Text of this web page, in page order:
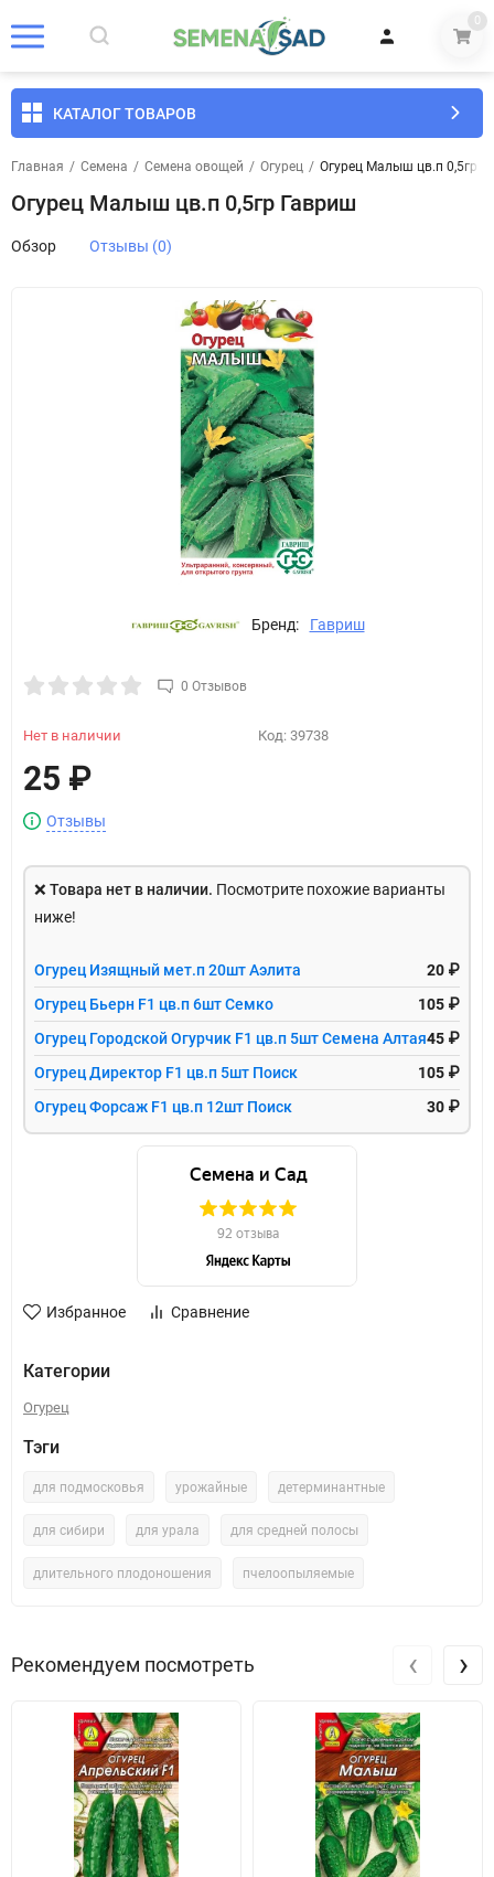
0
КАТАЛОГ ТОВАРОВ
Главная / Семена / Семена овощей / Огурец / Огурец Малыш цв.п 0,5гр
Огурец Малыш цв.п 0,5гр Гавриш
Обзор Отзывы (0)
Бренд: Гавриш
0 Отзывов
Нет в наличии Код: 39738
25 ₽
Отзывы
❌ Товара нет в наличии. Посмотрите похожие варианты
ниже!
Огурец Изящный мет.п 20шт Аэлита
20 ₽
Огурец Бьерн F1 цв.п 6шт Семко
105 ₽
Огурец Городской Огурчик F1 цв.п 5шт Семена Алтая45 ₽
Огурец Директор F1 цв.п 5шт Поиск
105 ₽
Огурец Форсаж F1 цв.п 12шт Поиск
30 ₽
Избранное Сравнение
Категории
Огурец
Тэги
для подмосковья урожайные детерминантные
для сибири для урала для средней полосы
длительного плодоношения пчелоопыляемые
Рекомендуем посмотреть ‹ ›